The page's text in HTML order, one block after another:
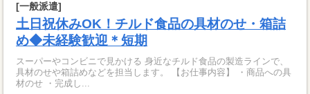
[一般派遣]
土日祝休みOK！チルド食品の具材のせ・箱詰
め◆未経験歓迎＊短期
スーパーやコンビニで見かける 身近なチルド食品の製造ラインで、
具材のせや箱詰めなどを担当します。 【お仕事内容】 ・商品への具
材のせ ・完成し...